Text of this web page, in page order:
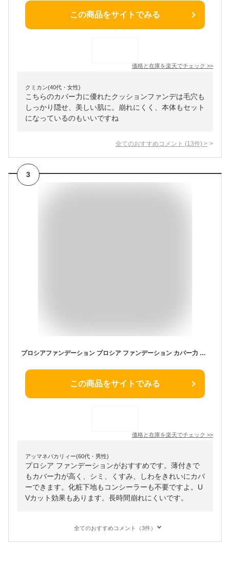
この商品をサイトでみる
価格と在庫を楽天でチェック >>
クミカン(40代・女性)
こちらのカバー力に優れたクッションファンデは毛穴も
しっかり隠せ、美しい肌に。崩れにくく、本体もセット
になっているのもいいですね
全てのおすすめコメント (13件) >
3
プロシアファンデーション プロシア ファンデーション カバー力 シミ くすみ しわ カバー UV ツヤ肌 乾燥肌 無添加 崩れにくい 潤い 20代 30代 40代 50代 美容 ピンクオークル ライトベージュ アイメディア
この商品をサイトでみる
価格と在庫を楽天でチェック >>
アッマネバカリィー(60代・男性)
プロシア ファンデーションがおすすめです。薄付きで
もカバー力が高く、シミ、くすみ、しわをきれいにカバ
ーできます。化粧下地もコンシーラーも不要ですよ。U
Vカット効果もあります。長時間崩れにくいです。
全てのおすすめコメント（3件）